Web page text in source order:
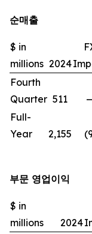
순매출
$ in
millions 2024
Fourth
Quarter 511
Full-
Year
2,155
부문 영업이익
$ in
millions
2024